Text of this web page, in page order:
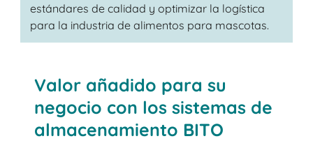
estándares de calidad y optimizar la logística
para la industria de alimentos para mascotas.
Valor añadido para su
negocio con los sistemas de
almacenamiento BITO